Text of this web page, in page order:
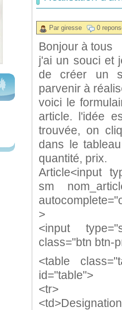
Par giresse 0
Bonjour à tous
j'ai un souci et
de créer un
parvenir à
voici le
article. l'idée
trouvée, on
dans le
quantité, prix.
Article<input
sm
>
<input
class="btn btn-
<table
id="table">
<tr>